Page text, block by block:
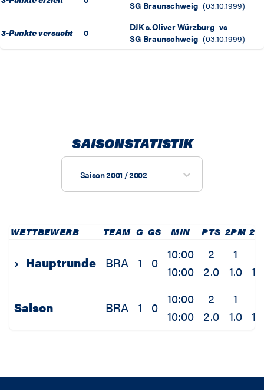
SG Braunschweig (03.10.1999)
3-Punkte versucht 0 DJK s.Oliver Würzburg vs
SG Braunschweig (03.10.1999)
SAISONSTATISTIK
Saison 2001 / 2002
WETTBEWERB TEAM G GS MIN PTS 2PM
› Hauptrunde BRA 1 0
10:00
10:00
2
2.0
1
1.0
Saison BRA 1 0
10:00
10:00
2
2.0
1
1.0